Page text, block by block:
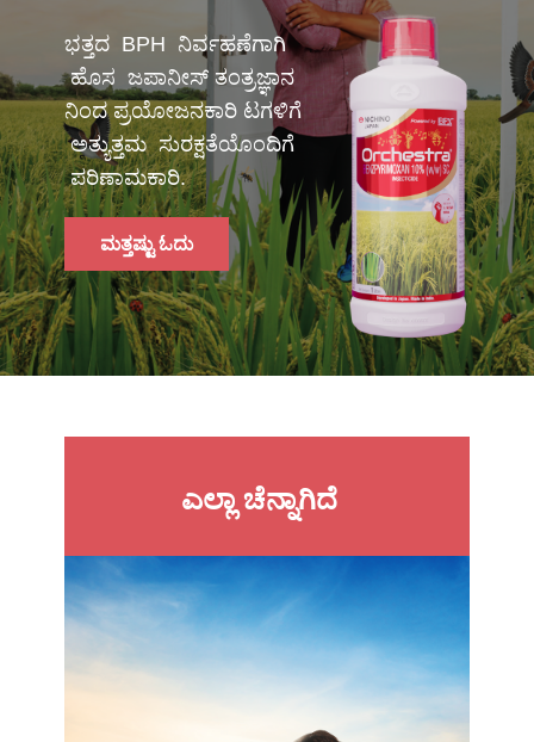
ಭತ್ತದ BPH ನಿರ್ವಹಣೆಗಾಗಿ
ಹೊಸ ಜಪಾನೀಸ್ ತಂತ್ರಜ್ಞಾನ
ನಿಂದ ಪ್ರಯೋಜನಕಾರಿ ಟಗಳಿಗೆ
ಅತ್ಯುತ್ತಮ ಸುರಕ್ಷತೆಯೊಂದಿಗೆ
ಪರಿಣಾಮಕಾರಿ.
ಮತ್ತಷ್ಟು ಓದು
ಎಲ್ಲಾ ಚೆನ್ನಾಗಿದೆ